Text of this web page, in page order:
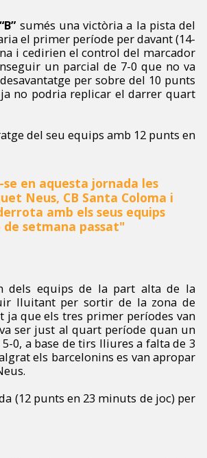
sumés una victòria a la pista del
el primer període per davant (14-
i cedirien el control del marcador
un parcial de 7-0 que no va
per sobre del 10 punts
no podria replicar el darrer quart
del seu equips amb 12 punts en
en aquesta jornada les
Neus, CB Santa Coloma i
amb els seus equips
setmana passat"
dels equips de la part alta de la
lluitant per sortir de la zona de
que els tres primer períodes van
ser just al quart període quan un
0, a base de tirs lliures a falta de 3
els barcelonins es van apropar
(12 punts en 23 minuts de joc) per